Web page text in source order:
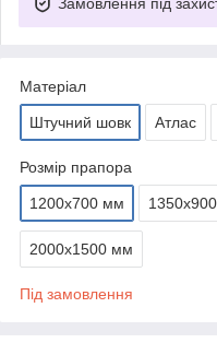
Матеріал
Штучний шовк Атлас
Розмір прапора
1200х700 мм
2000х1500 мм
Під замовлення